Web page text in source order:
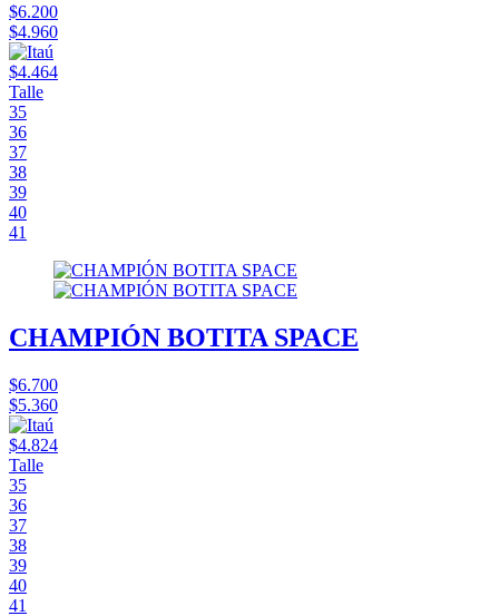
$6.200
$4.960
$4.464
Talle
35
36
37
38
39
40
41
CHAMPIÓN BOTITA SPACE
$6.700
$5.360
$4.824
Talle
35
36
37
38
39
40
41